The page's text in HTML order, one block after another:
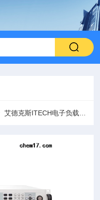
艾德克斯ITECH电子负载